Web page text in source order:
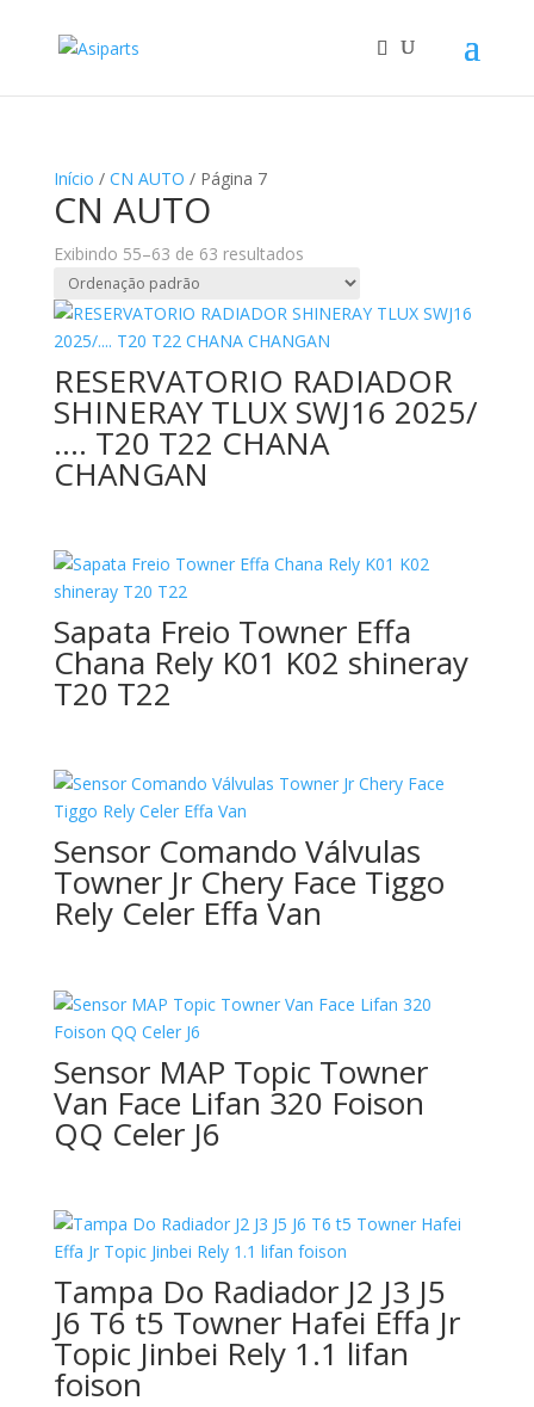
Início / CN AUTO / Página 7
CN AUTO
Exibindo 55–63 de 63 resultados
RESERVATORIO RADIADOR
SHINERAY TLUX SWJ16 2025/
…. T20 T22 CHANA
CHANGAN
Sapata Freio Towner Effa
Chana Rely K01 K02 shineray
T20 T22
Sensor Comando Válvulas
Towner Jr Chery Face Tiggo
Rely Celer Effa Van
Sensor MAP Topic Towner
Van Face Lifan 320 Foison
QQ Celer J6
Tampa Do Radiador J2 J3 J5
J6 T6 t5 Towner Hafei Effa Jr
Topic Jinbei Rely 1.1 lifan
foison